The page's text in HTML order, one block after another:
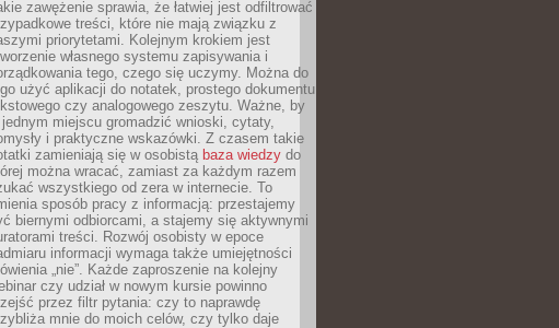
zawężenie sprawia, że łatwiej jest odfiltrować
treści, które nie mają związku z
priorytetami. Kolejnym krokiem jest
własnego systemu zapisywania i
tego, czego się uczymy. Można do
użyć aplikacji do notatek, prostego dokumentu
czy analogowego zeszytu. Ważne, by
miejscu gromadzić wnioski, cytaty,
i praktyczne wskazówki. Z czasem takie
zamieniają się w osobistą baza wiedzy do
można wracać, zamiast za każdym razem
wszystkiego od zera w internecie. To
sposób pracy z informacją: przestajemy
biernymi odbiorcami, a stajemy się aktywnymi
treści. Rozwój osobisty w epoce
informacji wymaga także umiejętności
„nie”. Każde zaproszenie na kolejny
czy udział w nowym kursie powinno
przez filtr pytania: czy to naprawdę
mnie do moich celów, czy tylko daje